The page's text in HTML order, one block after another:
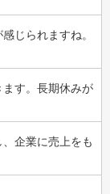
じられますね。
す。長期休みが
企業に売上をも